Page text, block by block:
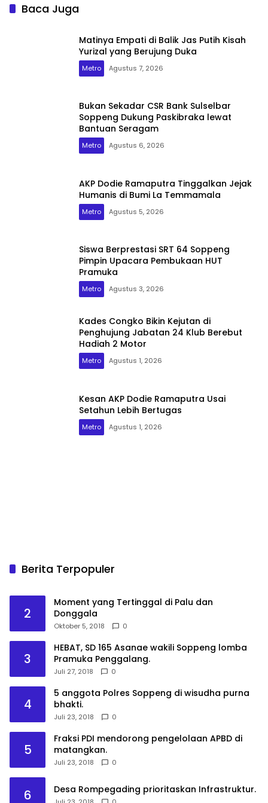
Baca Juga
Matinya Empati di Balik Jas Putih Kisah
Yurizal yang Berujung Duka
Metro Agustus 7, 2026
Bukan Sekadar CSR Bank Sulselbar
Soppeng Dukung Paskibraka lewat
Bantuan Seragam
Metro Agustus 6, 2026
AKP Dodie Ramaputra Tinggalkan Jejak
Humanis di Bumi La Temmamala
Metro Agustus 5, 2026
Siswa Berprestasi SRT 64 Soppeng
Pimpin Upacara Pembukaan HUT
Pramuka
Metro Agustus 3, 2026
Kades Congko Bikin Kejutan di
Penghujung Jabatan 24 Klub Berebut
Hadiah 2 Motor
Metro Agustus 1, 2026
Kesan AKP Dodie Ramaputra Usai
Setahun Lebih Bertugas
Metro Agustus 1, 2026
Berita Terpopuler
2
Moment yang Tertinggal di Palu dan
Donggala
Oktober 5, 2018 0
3
HEBAT, SD 165 Asanae wakili Soppeng lomba
Pramuka Penggalang.
Juli 27, 2018 0
4
5 anggota Polres Soppeng di wisudha purna
bhakti.
Juli 23, 2018 0
5
Fraksi PDI mendorong pengelolaan APBD di
matangkan.
Juli 23, 2018 0
6 Desa Rompegading prioritaskan Infrastruktur.